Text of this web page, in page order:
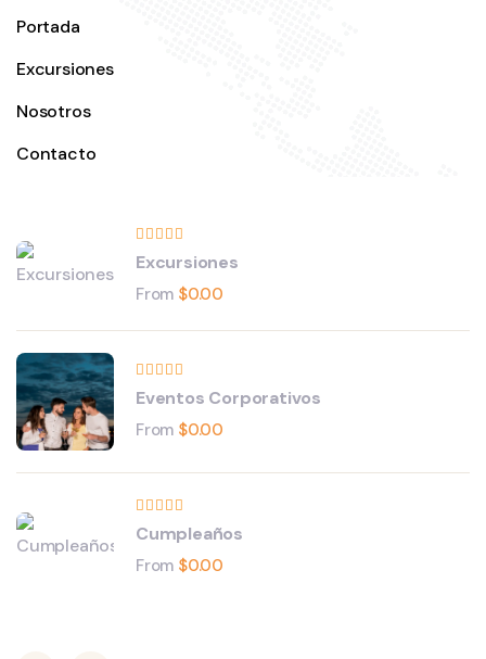
Portada
Excursiones
Nosotros
Contacto
Excursiones
From $0.00
Eventos Corporativos
From $0.00
Cumpleaños
From $0.00